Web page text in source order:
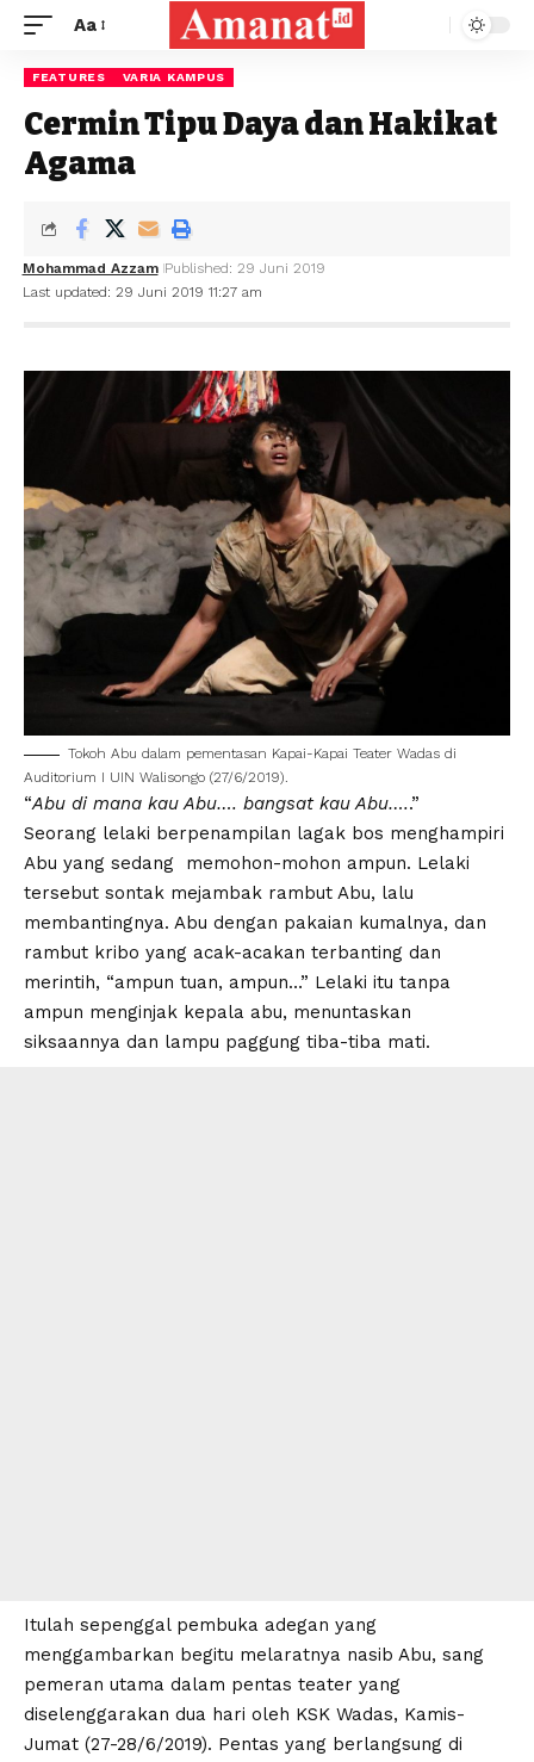
Aa
FEATURES VARIA KAMPUS
Cermin Tipu Daya dan Hakikat
Agama
Last updated: 29 Juni 2019 11:27 am
Mohammad Azzam Published: 29 Juni 2019
Tokoh Abu dalam pementasan Kapai-Kapai Teater Wadas di
Auditorium I UIN Walisongo (27/6/2019).
“Abu di mana kau Abu…. bangsat kau Abu…..”
Seorang lelaki berpenampilan lagak bos menghampiri
Abu yang sedang memohon-mohon ampun. Lelaki
tersebut sontak mejambak rambut Abu, lalu
membantingnya. Abu dengan pakaian kumalnya, dan
rambut kribo yang acak-acakan terbanting dan
merintih, “ampun tuan, ampun…” Lelaki itu tanpa
ampun menginjak kepala abu, menuntaskan
siksaannya dan lampu paggung tiba-tiba mati.
Itulah sepenggal pembuka adegan yang
menggambarkan begitu melaratnya nasib Abu, sang
pemeran utama dalam pentas teater yang
diselenggarakan dua hari oleh KSK Wadas, Kamis-
Jumat (27-28/6/2019). Pentas yang berlangsung di